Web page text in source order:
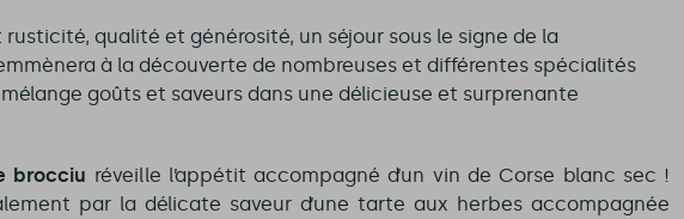
qualité et générosité, un séjour sous le signe de la
à la découverte de nombreuses et différentes spécialités
goûts et saveurs dans une délicieuse et surprenante
brocciu réveille l’appétit accompagné d’un vin de Corse blanc sec !
par la délicate saveur d’une tarte aux herbes accompagnée